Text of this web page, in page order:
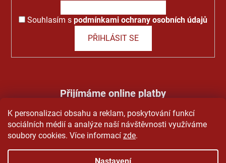
K personalizaci obsahu a reklam, poskytování funkcí
sociálních médií a analýze naší návštěvnosti využíváme
soubory cookies. Více informací zde.
Souhlasím s podmínkami ochrany osobních údajů
PŘIHLÁSIT SE
Přijímáme online platby